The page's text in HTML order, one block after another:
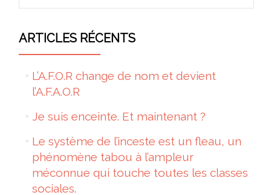
ARTICLES RÉCENTS
L’A.F.O.R change de nom et devient
l’A.F.A.O.R
Je suis enceinte. Et maintenant ?
Le système de l’inceste est un fleau, un
phénomène tabou à l’ampleur
méconnue qui touche toutes les classes
sociales.